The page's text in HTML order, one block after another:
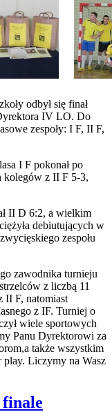
odbył się finał
IV LO. Do
zespoły: I F, II F,
I F pokonał po
kolegów z II F 5-3,
II D 6:2, a wielkim
debiutujących w
zespołu
zawodnika turnieju
z liczbą 11
II F, natomiast
z IF. Turniej o
wiele sportowych
Panu Dyrektorowi za
także wszystkim
Liczymy na Wasz